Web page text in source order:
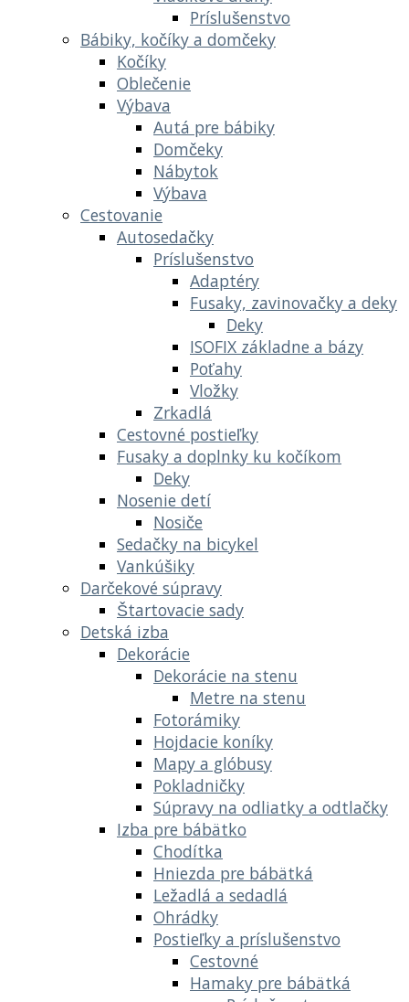
Príslušenstvo
Bábiky, kočíky a domčeky
Kočíky
Oblečenie
Výbava
Autá pre bábiky
Domčeky
Nábytok
Výbava
Cestovanie
Autosedačky
Príslušenstvo
Adaptéry
Fusaky, zavinovačky a deky
Deky
ISOFIX základne a bázy
Poťahy
Vložky
Zrkadlá
Cestovné postieľky
Fusaky a doplnky ku kočíkom
Deky
Nosenie detí
Nosiče
Sedačky na bicykel
Vankúšiky
Darčekové súpravy
Štartovacie sady
Detská izba
Dekorácie
Dekorácie na stenu
Metre na stenu
Fotorámiky
Hojdacie koníky
Mapy a glóbusy
Pokladničky
Súpravy na odliatky a odtlačky
Izba pre bábätko
Chodítka
Hniezda pre bábätká
Ležadlá a sedadlá
Ohrádky
Postieľky a príslušenstvo
Cestovné
Hamaky pre bábätká